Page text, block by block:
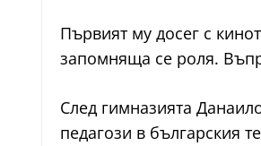
Първият му досег с
запомняща се роля.
След гимназията
педагози в българския